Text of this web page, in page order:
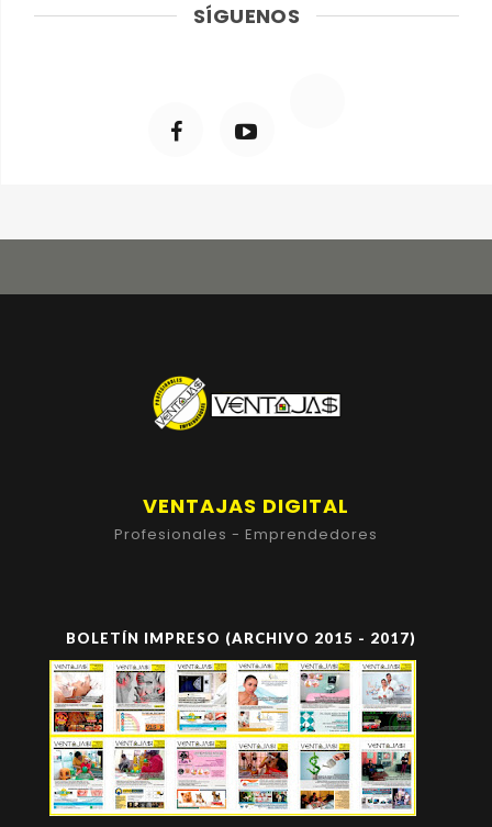
SÍGUENOS
VENTAJAS DIGITAL
Profesionales - Emprendedores
BOLETÍN IMPRESO (ARCHIVO 2015 - 2017)